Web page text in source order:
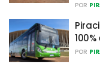
POR
POR